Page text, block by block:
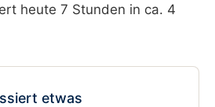
heute 7 Stunden in ca. 4
etwas